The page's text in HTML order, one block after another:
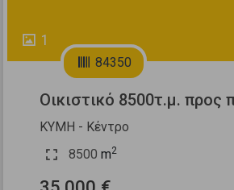
1
84350
Οικιστικό 8500τ.μ. προς
ΚΥΜΗ - Κέντρο
8500 m2